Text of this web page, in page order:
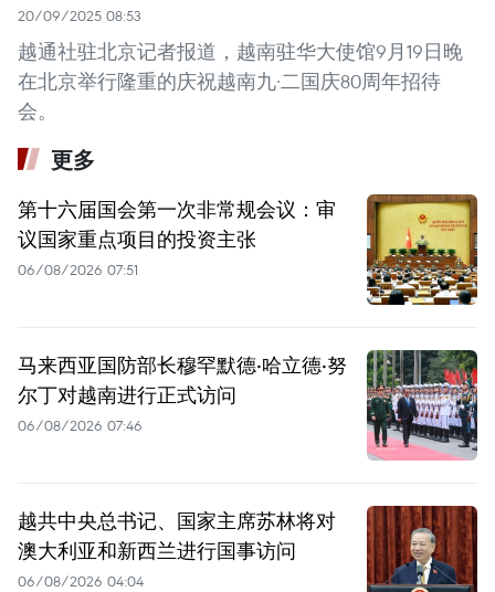
20/09/2025 08:53
越通社驻北京记者报道，越南驻华大使馆9月19日晚
在北京举行隆重的庆祝越南九·二国庆80周年招待
会。
更多
第十六届国会第一次非常规会议：审
议国家重点项目的投资主张
06/08/2026 07:51
马来西亚国防部长穆罕默德·哈立德·努
尔丁对越南进行正式访问
06/08/2026 07:46
越共中央总书记、国家主席苏林将对
澳大利亚和新西兰进行国事访问
06/08/2026 04:04